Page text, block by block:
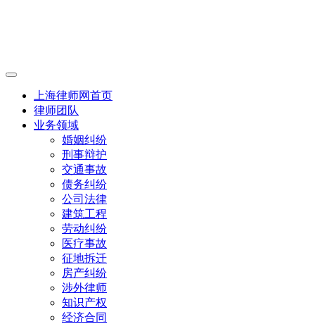
上海律师网首页
律师团队
业务领域
婚姻纠纷
刑事辩护
交通事故
债务纠纷
公司法律
建筑工程
劳动纠纷
医疗事故
征地拆迁
房产纠纷
涉外律师
知识产权
经济合同